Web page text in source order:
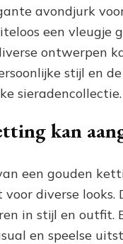
avondjurk
een vleugje
ontwerpen
stijl en
sieradencollectie.
kan
een gouden
diverse
in stijl en
en speelse